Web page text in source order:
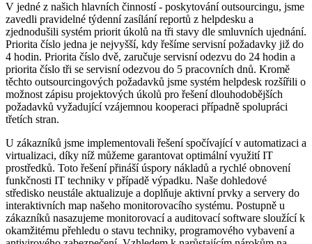
V jedné z našich hlavních činností - poskytování outsourcingu, jsme
zavedli pravidelné týdenní zasílání reportů z helpdesku a
zjednodušili systém priorit úkolů na tři stavy dle smluvních ujednání.
Priorita číslo jedna je nejvyšší, kdy řešíme servisní požadavky již do
4 hodin. Priorita číslo dvě, zaručuje servisní odezvu do 24 hodin a
priorita číslo tři se servisní odezvou do 5 pracovních dnů. Kromě
těchto outsourcingových požadavků jsme systém helpdesk rozšířili o
možnost zápisu projektových úkolů pro řešení dlouhodobějších
požadavků vyžadující vzájemnou kooperaci případně spolupráci
třetích stran.
U zákazníků jsme implementovali řešení spočívající v automatizaci a
virtualizaci, díky níž můžeme garantovat optimální využití IT
prostředků. Toto řešení přináší úspory nákladů a rychlé obnovení
funkčnosti IT techniky v případě výpadku. Naše dohledové
středisko neustále aktualizuje a doplňuje aktivní prvky a servery do
interaktivních map našeho monitorovacího systému. Postupně u
zákazníků nasazujeme monitorovací a auditovací software sloužící k
okamžitému přehledu o stavu techniky, programového vybavení a